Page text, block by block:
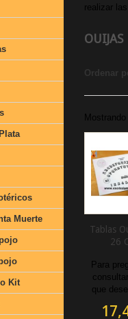
Muerte
Kit
realizar
OUIJAS
Ordenar
Tablas
26
Para
que